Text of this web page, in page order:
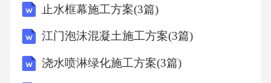
对各类风险进行评估和分类处理建立风险管理
体系业务安全可靠的保证严格遵守相关法规，
建立合规管理体系，监控业务合规性。合规管
理与监控建立欺诈检测机制，减少欺诈风险对
止水框幕施工方案(3篇)
江门泡沫混凝土施工方案(3篇)
浇水喷淋绿化施工方案(3篇)